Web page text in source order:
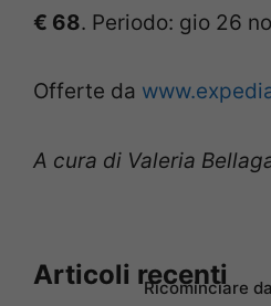
€ 68. Periodo: gio 26
Offerte da
A cura di Valeria
Articoli recenti
Ricominciare